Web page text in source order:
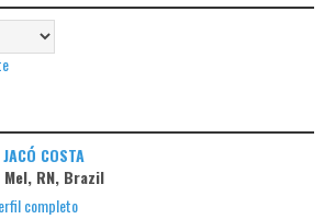
COSTA
RN, Brazil
completo